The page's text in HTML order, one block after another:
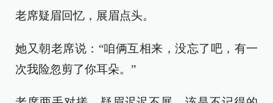
老席疑眉回忆，展眉点头。
她又朝老席说：“咱俩互相来，没忘了吧，有一
次我险忽剪了你耳朵。”